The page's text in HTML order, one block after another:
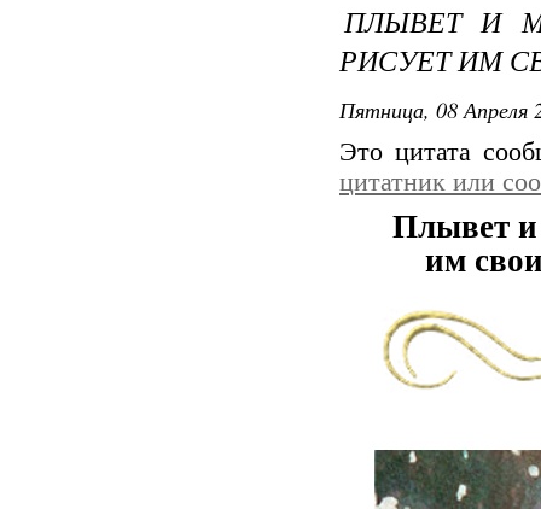
ПЛЫВЕТ И
РИСУЕТ ИМ
Пятница, 08 Апреля
Это цитата
цитатник или
Плывет и
им